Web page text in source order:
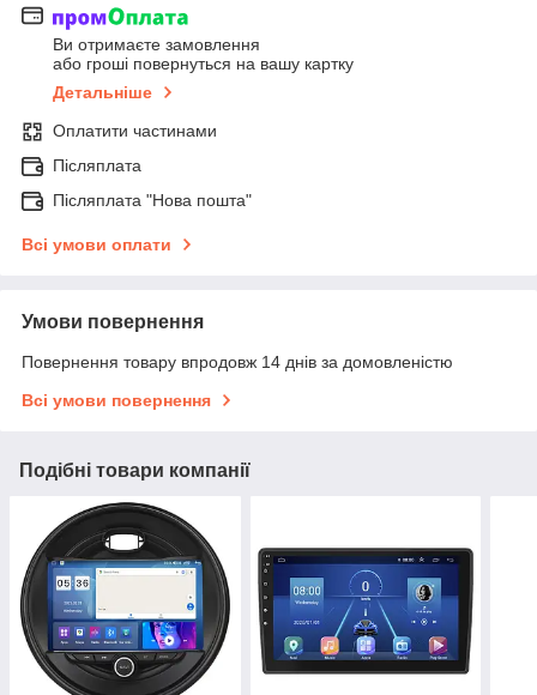
Ви отримаєте замовлення
або гроші повернуться на вашу картку
Детальніше
Оплатити частинами
Післяплата
Післяплата "Нова пошта"
Всі умови оплати
Умови повернення
Повернення товару впродовж 14 днів за домовленістю
Всі умови повернення
Подібні товари компанії